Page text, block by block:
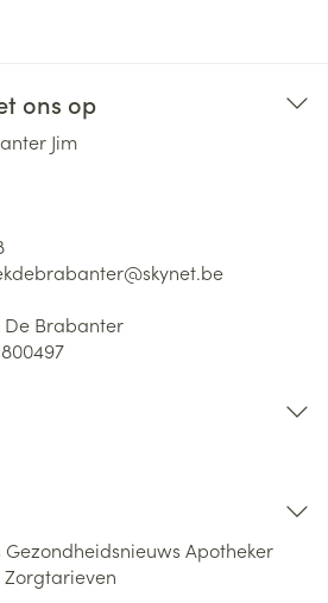
ons op
Jim
skynet.be
De Brabanter
Gezondheidsnieuws Apotheker
Zorgtarieven